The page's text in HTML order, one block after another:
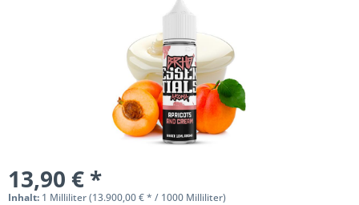
13,90 € *
Inhalt: 1 Milliliter (13.900,00 € * / 1000 Milliliter)